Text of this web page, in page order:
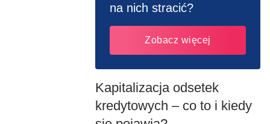
na nich stracić?
Zobacz więcej
Kapitalizacja odsetek
kredytowych – co to i kiedy